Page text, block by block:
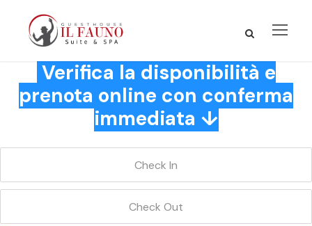
Verifica la disponibilità e
prenota online con conferma
immediata ↓